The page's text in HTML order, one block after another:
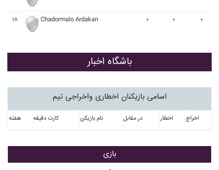
۱۸ Chadormalo Ardakan ۰ ۰ ۰
باشگاه اخبار
اسامی بازیکنان اخطاری واخراجی تیم
هفته کارت دقیقه نام بازیکن در مقابل اخطار اخراج
بازی